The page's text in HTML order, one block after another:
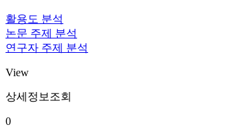
활용도 분석
논문 주제 분석
연구자 주제 분석
View
상세정보조회
0